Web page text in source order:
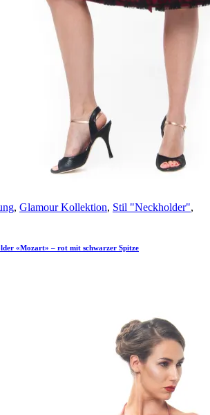
, Glamour Kollektion, Stil "Neckholder",
«Mozart» – rot mit schwarzer Spitze